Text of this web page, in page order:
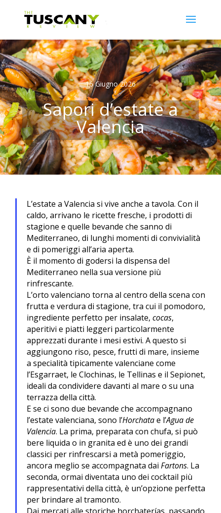
16 Giugno 2026
Sapori d’estate a
Valencia
L’estate a Valencia si vive anche a tavola. Con il
caldo, arrivano le ricette fresche, i prodotti di
stagione e quelle bevande che sanno di
Mediterraneo, di lunghi momenti di convivialità
e di pomeriggi all’aria aperta.
È il momento di godersi la dispensa del
Mediterraneo nella sua versione più
rinfrescante.
L’orto valenciano torna al centro della scena con
frutta e verdura di stagione, tra cui il pomodoro,
ingrediente perfetto per insalate,cocas,
aperitivi e piatti leggeri particolarmente
apprezzati durante i mesi estivi. A questo si
aggiungono riso, pesce, frutti di mare, insieme
a specialità tipicamente valenciane come
l’Esgarraet, le Clochinas, le Tellinas e il Sepionet,
ideali da condividere davanti al mare o su una
terrazza della città.
E se ci sono due bevande che accompagnano
l’estate valenciana, sono l’Horchatae l’Agua de
Valencia. La prima, preparata con chufa, si può
bere liquida o in granita ed è uno dei grandi
classici per rinfrescarsi a metà pomeriggio,
ancora meglio se accompagnata daiFartons. La
seconda, ormai diventata uno dei cocktail più
rappresentativi della città, è un’opzione perfetta
per brindare al tramonto.